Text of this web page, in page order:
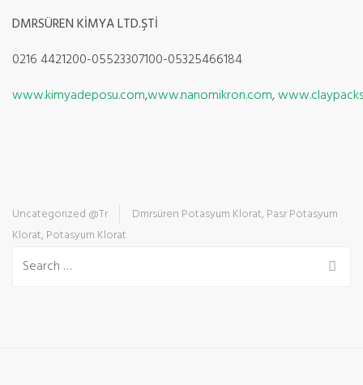
DMRSÜREN KİMYA LTD.ŞTİ
0216 4421200-05523307100-05325466184
www.kimyadeposu.com,www.nanomikron.com,
Uncategorized @tr Dmrsüren Potasyum Klorat, Pasr Potasyum
Klorat, Potasyum Klorat